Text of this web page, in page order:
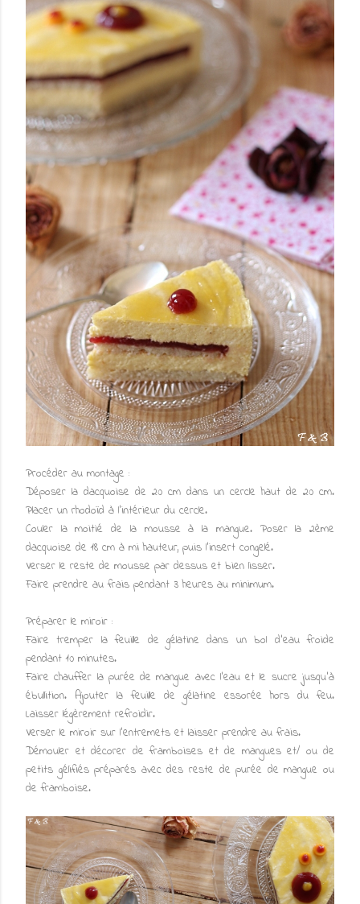
Procéder au montage :
Déposer la dacquoise de 20 cm dans un cercle haut de 20 cm.
Placer un rhodoïd à l'intérieur du cercle.
Couler la moitié de la mousse à la mangue. Poser la 2ème
dacquoise de 18 cm à mi hauteur, puis l'insert congelé.
Verser le reste de mousse par dessus et bien lisser.
Faire prendre au frais pendant 3 heures au minimum.
Préparer le miroir :
Faire tremper la feuille de gélatine dans un bol d'eau froide
pendant 10 minutes.
Faire chauffer la purée de mangue avec l'eau et le sucre jusqu'à
ébullition. Ajouter la feuille de gélatine essorée hors du feu.
Laisser légèrement refroidir.
Verser le miroir sur l'entremets et laisser prendre au frais.
Démouler et décorer de framboises et de mangues et/ ou de
petits gélifiés préparés avec des reste de purée de mangue ou
de framboise.